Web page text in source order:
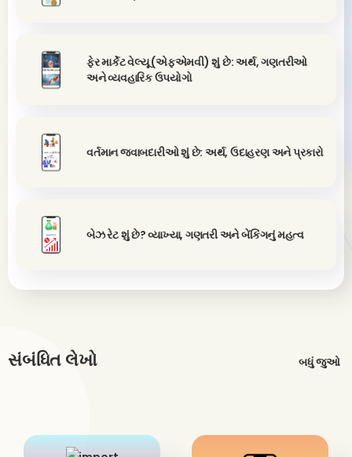
ફેર માર્કેટ વેલ્યૂ (એફએમવી) શું છે: અર્થ, ગણતરીઓ
અને વ્યવહારિક ઉપયોગો
વર્તમાન જવાબદારીઓ શું છે: અર્થ, ઉદાહરણ અને પ્રકારો
બેઝ રેટ શું છે? વ્યાખ્યા, ગણતરી અને બેંકિંગનું મહત્વ
સંબંધિત લેખો બધું જુઓ